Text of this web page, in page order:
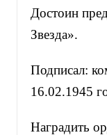
Достоин
Звезда».
Подписал:
16.02.1945
Наградить